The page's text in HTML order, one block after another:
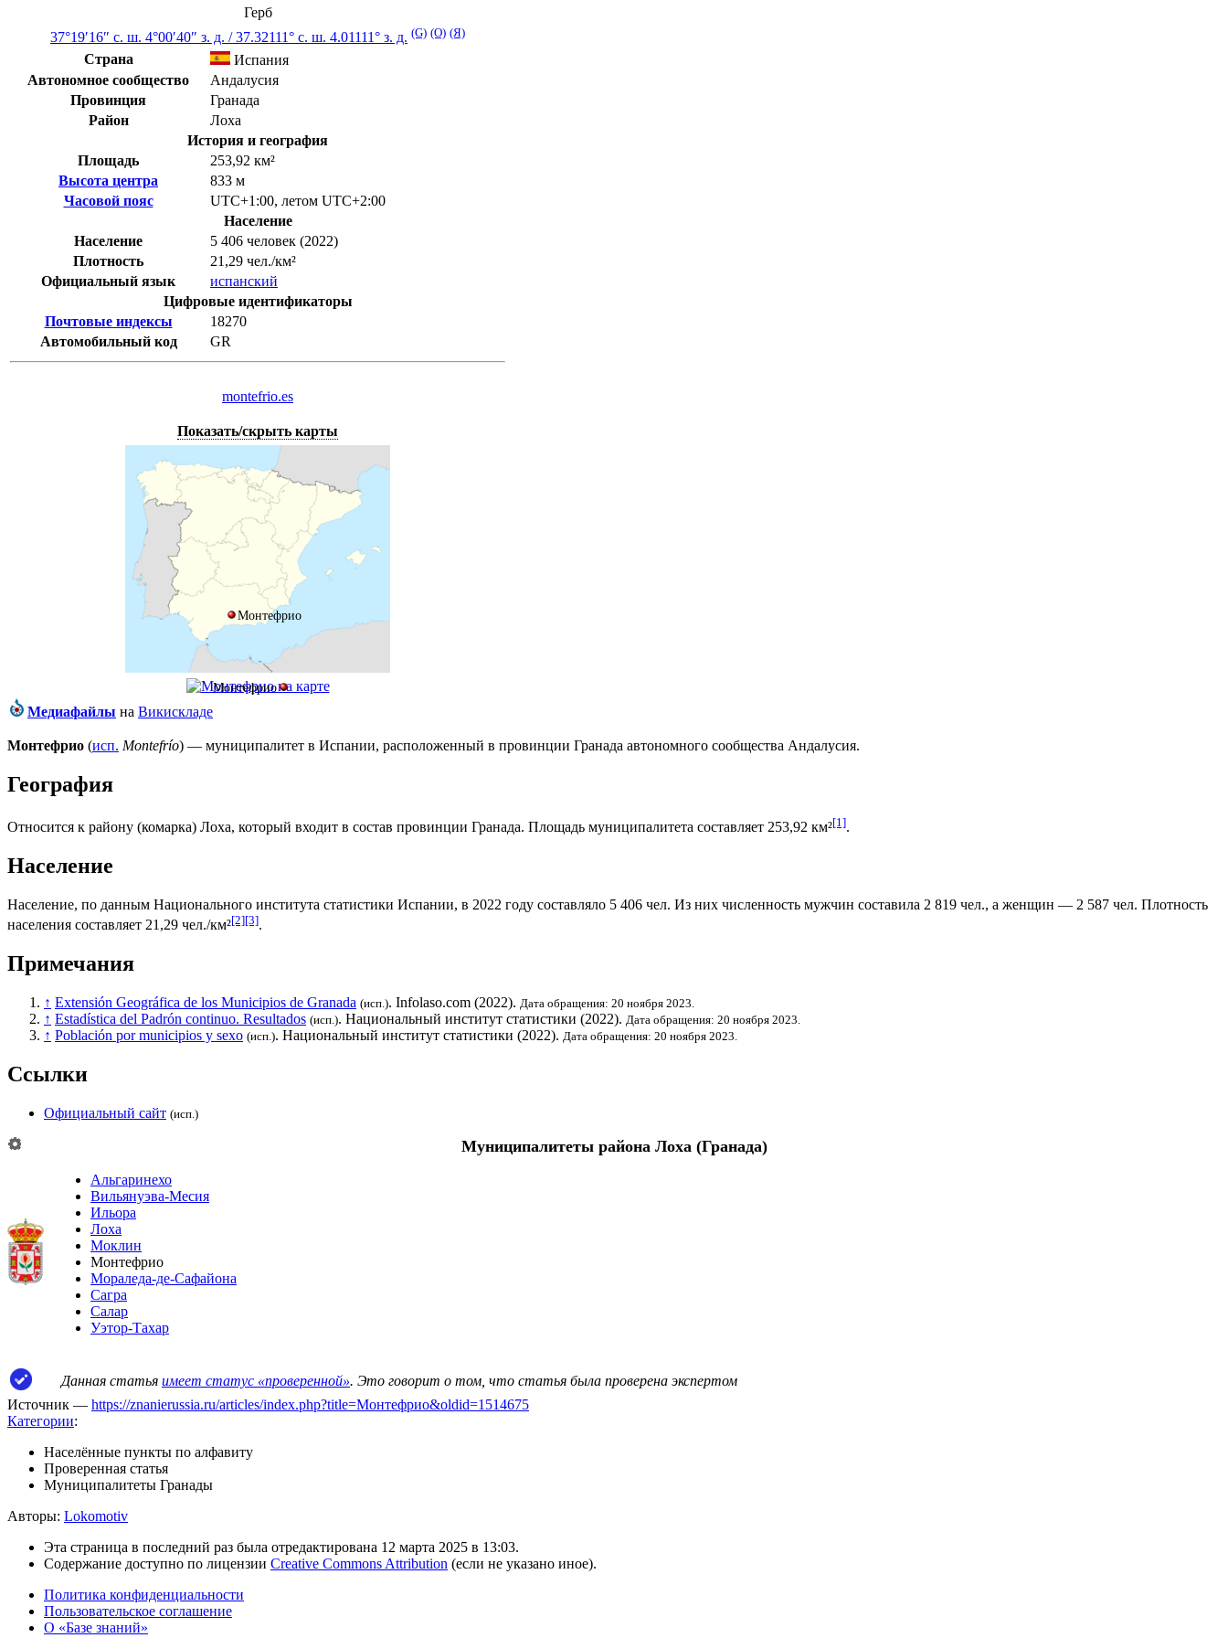
Герб
37°19′16″ с. ш. 4°00′40″ з. д. /37.32111° с. ш. 4.01111° з. д. (G) (O) (Я)
Страна
Испания
Автономное сообщество
Андалусия
Провинция
Гранада
Район
Лоха
История и география
Площадь
253,92 км²
Высота центра
833 м
Часовой пояс
UTC+1:00, летом UTC+2:00
Население
Население
5 406 человек (2022)
Плотность
21,29 чел./км²
Официальный язык
испанский
Цифровые идентификаторы
Почтовые индексы
18270
Автомобильный код
GR
montefrio.es
Показать/скрыть карты
Монтефрио
Монтефрио
Медиафайлы на Викискладе
Монтефрио (исп. Montefrío) — муниципалитет в Испании, расположенный в провинции Гранада автономного сообщества Андалусия.
География
Относится к району (комарка) Лоха, который входит в состав провинции Гранада. Площадь муниципалитета составляет 253,92 км²[1].
Население
Население, по данным Национального института статистики Испании, в 2022 году составляло 5 406 чел. Из них численность мужчин составила 2 819 чел., а женщин — 2 587 чел. Плотность
населения составляет 21,29 чел./км²[2][3].
Примечания
↑ Extensión Geográfica de los Municipios de Granada (исп.). Infolaso.com (2022). Дата обращения: 20 ноября 2023.
↑ Estadística del Padrón continuo. Resultados (исп.). Национальный институт статистики (2022). Дата обращения: 20 ноября 2023.
↑ Población por municipios y sexo (исп.). Национальный институт статистики (2022). Дата обращения: 20 ноября 2023.
Ссылки
Официальный сайт (исп.)
Муниципалитеты района Лоха(Гранада)
Альгаринехо
Вильянуэва-Месия
Ильора
Лоха
Моклин
Монтефрио
Мораледа-де-Сафайона
Сагра
Салар
Уэтор-Тахар
Данная статья имеет статус «проверенной». Это говорит о том, что статья была проверена экспертом
Источник — https://znanierussia.ru/articles/index.php?title=Монтефрио&oldid=1514675
Категории:
Населённые пункты по алфавиту
Проверенная статья
Муниципалитеты Гранады
Авторы: Lokomotiv
Эта страница в последний раз была отредактирована 12 марта 2025 в 13:03.
Содержание доступно по лицензии Creative Commons Attribution (если не указано иное).
Политика конфиденциальности
Пользовательское соглашение
О «Базе знаний»